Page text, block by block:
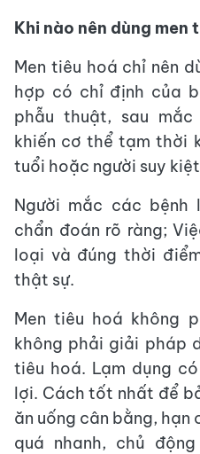
Khi nào nên dùng men
Men tiêu hoá chỉ nên
hợp có chỉ định của
phẫu thuật, sau
khiến cơ thể tạm thời
tuổi hoặc người suy
Người mắc các bệnh
chẩn đoán rõ ràng;
loại và đúng thời
thật sự.
Men tiêu hoá không
không phải giải pháp
tiêu hoá. Lạm dụng
lợi. Cách tốt nhất để
ăn uống cân bằng, hạn
quá nhanh, chủ